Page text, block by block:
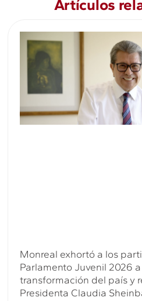
Artículos
Monreal exhortó a los
Parlamento Juvenil 2026
transformación del país y
Presidenta Claudia